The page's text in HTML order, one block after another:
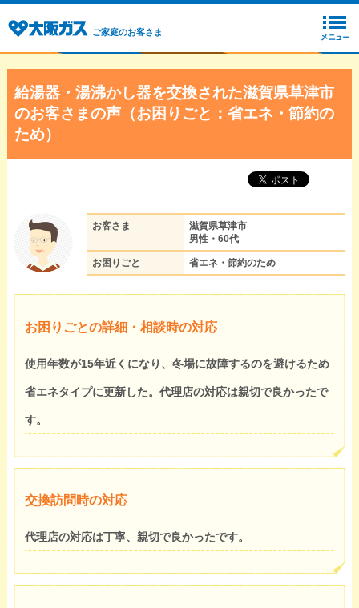
ご家庭のお客さま
給湯器・湯沸かし器を交換された滋賀県草津市
のお客さまの声（お困りごと：省エネ・節約の
ため）
お客さま
滋賀県草津市
男性・60代
お困りごと 省エネ・節約のため
お困りごとの詳細・相談時の対応
使用年数が15年近くになり、冬場に故障するのを避けるため
省エネタイプに更新した。代理店の対応は親切で良かったで
す。
交換訪問時の対応
代理店の対応は丁寧、親切で良かったです。